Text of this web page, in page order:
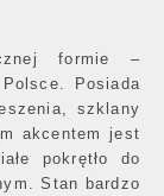
formie –
Posiada
szklany
akcentem jest
pokrętło do
Stan bardzo